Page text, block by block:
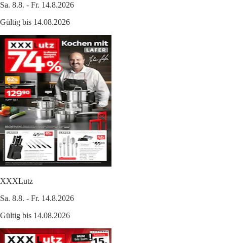
Sa. 8.8. - Fr. 14.8.2026
Gültig bis 14.08.2026
XXXLutz
Sa. 8.8. - Fr. 14.8.2026
Gültig bis 14.08.2026